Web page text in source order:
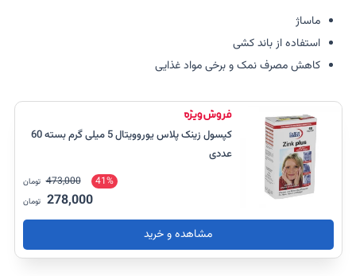
ماساژ
استفاده از باند کشی
کاهش مصرف نمک و برخی مواد غذایی
کپسول زینک پلاس یوروویتال 5 میلی گرم بسته 60
عددی
41%
473,000 تومان
278,000 تومان
مشاهده و خرید